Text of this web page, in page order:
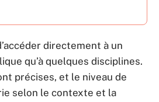
directement à un
qu’à quelques disciplines.
précises, et le niveau de
selon le contexte et la